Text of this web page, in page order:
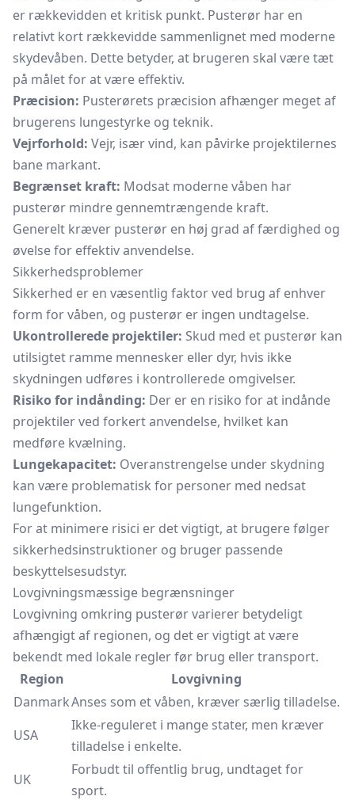
er rækkevidden et kritisk punkt. Pusterør har en
relativt kort rækkevidde sammenlignet med moderne
skydevåben. Dette betyder, at brugeren skal være tæt
på målet for at være effektiv.
Præcision: Pusterørets præcision afhænger meget af
brugerens lungestyrke og teknik.
Vejrforhold: Vejr, især vind, kan påvirke projektilernes
bane markant.
Begrænset kraft: Modsat moderne våben har
pusterør mindre gennemtrængende kraft.
Generelt kræver pusterør en høj grad af færdighed og
øvelse for effektiv anvendelse.
Sikkerhedsproblemer
Sikkerhed er en væsentlig faktor ved brug af enhver
form for våben, og pusterør er ingen undtagelse.
Ukontrollerede projektiler: Skud med et pusterør kan
utilsigtet ramme mennesker eller dyr, hvis ikke
skydningen udføres i kontrollerede omgivelser.
Risiko for indånding: Der er en risiko for at indånde
projektiler ved forkert anvendelse, hvilket kan
medføre kvælning.
Lungekapacitet: Overanstrengelse under skydning
kan være problematisk for personer med nedsat
lungefunktion.
For at minimere risici er det vigtigt, at brugere følger
sikkerhedsinstruktioner og bruger passende
beskyttelsesudstyr.
Lovgivningsmæssige begrænsninger
Lovgivning omkring pusterør varierer betydeligt
afhængigt af regionen, og det er vigtigt at være
bekendt med lokale regler før brug eller transport.
Region
Lovgivning
DanmarkAnses som et våben, kræver særlig tilladelse.
USA
Ikke-reguleret i mange stater, men kræver
tilladelse i enkelte.
UK
Forbudt til offentlig brug, undtaget for
sport.